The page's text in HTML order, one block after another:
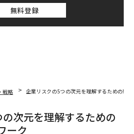
無料登録
戦略
企業リスクの5つの次元を理解するための新
次元を理解するための
ーク